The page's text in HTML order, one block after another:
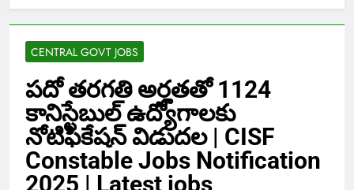
CENTRAL GOVT JOBS
పదో తరగతి అర్హతతో 1124
కానిస్టేబుల్ ఉద్యోగాలకు
నోటిఫికేషన్ విడుదల | CISF
Constable Jobs Notification
2025 | Latest jobs